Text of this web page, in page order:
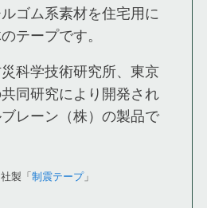
ゴム系素材を住宅用に
テープです。
科学技術研究所、東京
同研究により開発され
レーン（株）の製品で
製「 制震テープ」